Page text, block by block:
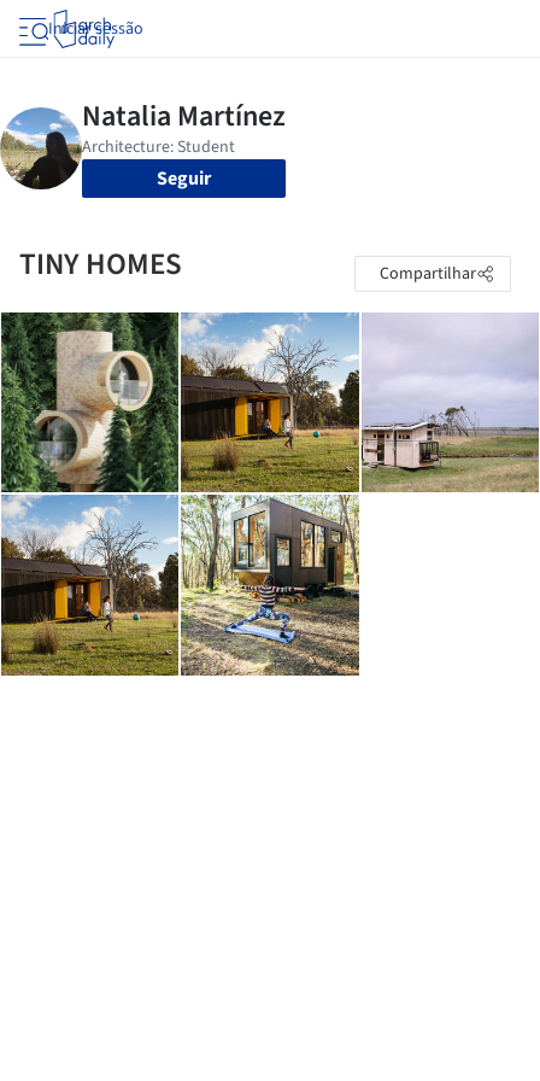
Iniciar sessão
Seguir
TINY HOMES Compartilhar